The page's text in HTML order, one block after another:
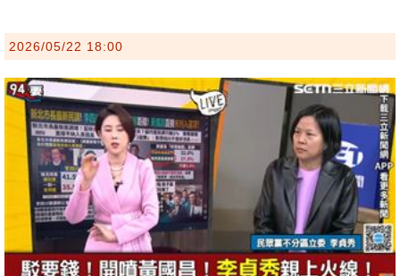
2026/05/22 18:00